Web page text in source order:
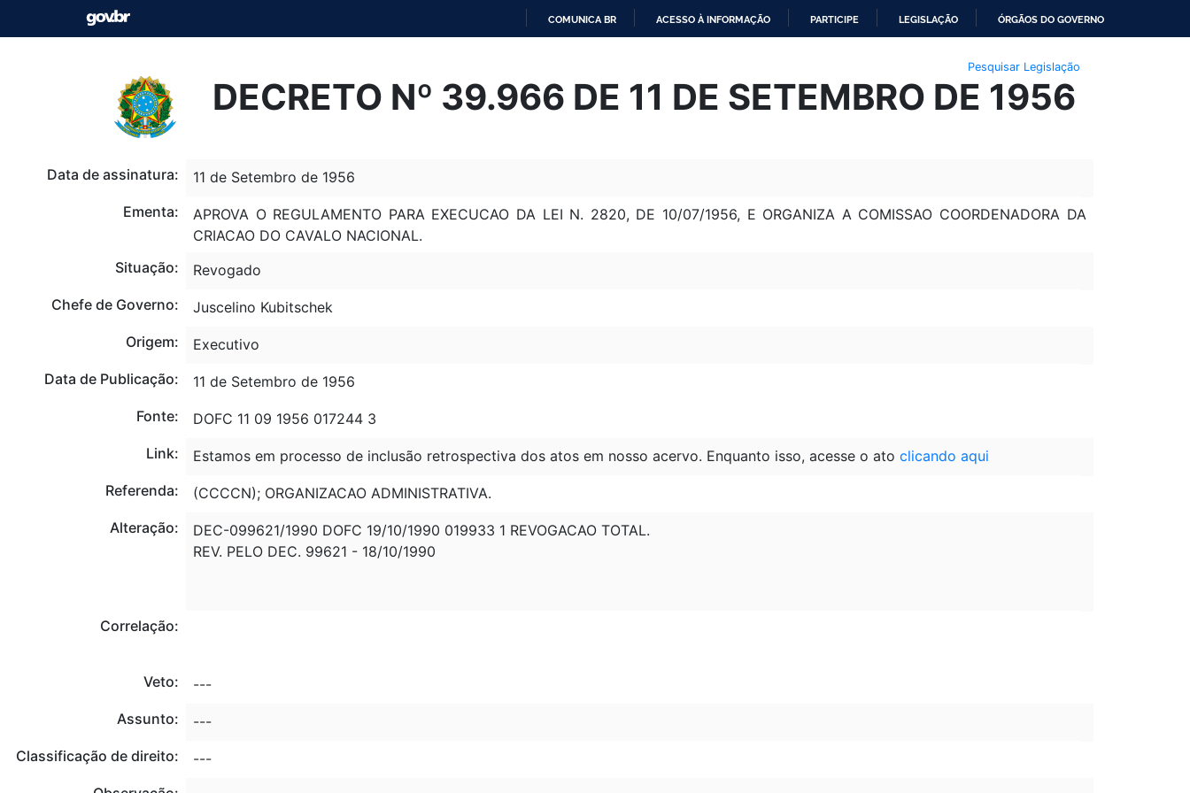
O
CONTEÚDO
COMUNICA BR ACESSO À INFORMAÇÃO PARTICIPE LEGISLAÇÃO ÓRGÃOS DO GOVERNO
Pesquisar Legislação
DECRETO Nº 39.966 DE 11 DE SETEMBRO DE 1956
Data de assinatura:
11 de Setembro de 1956
Ementa:
APROVA O REGULAMENTO PARA EXECUCAO DA LEI N. 2820, DE 10/07/1956, E ORGANIZA A COMISSAO COORDENADORA DA
CRIACAO DO CAVALO NACIONAL.
Situação:
Revogado
Chefe de Governo:
Juscelino Kubitschek
Origem:
Executivo
Data de Publicação:
11 de Setembro de 1956
Fonte:
DOFC 11 09 1956 017244 3
Link:
Estamos em processo de inclusão retrospectiva dos atos em nosso acervo. Enquanto isso, acesse o ato clicando aqui
Referenda:
(CCCCN); ORGANIZACAO ADMINISTRATIVA.
Alteração:
DEC-099621/1990 DOFC 19/10/1990 019933 1 REVOGACAO TOTAL.
REV. PELO DEC. 99621 - 18/10/1990
Correlação:
Veto:
---
Assunto:
---
Classificação de direito:
---